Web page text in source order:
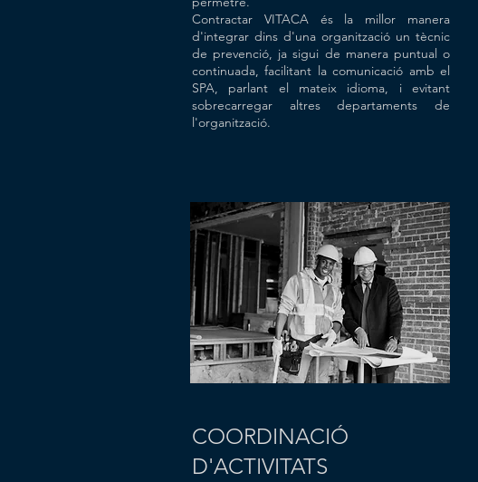
Contractar VITACA és la millor manera
d'integrar dins d'una organització un tècnic
de prevenció, ja sigui de manera puntual o
continuada, facilitant la comunicació amb el
SPA, parlant el mateix idioma, i evitant
sobrecarregar altres departaments de
l'organització.
COORDINACIÓ
D'ACTIVITATS